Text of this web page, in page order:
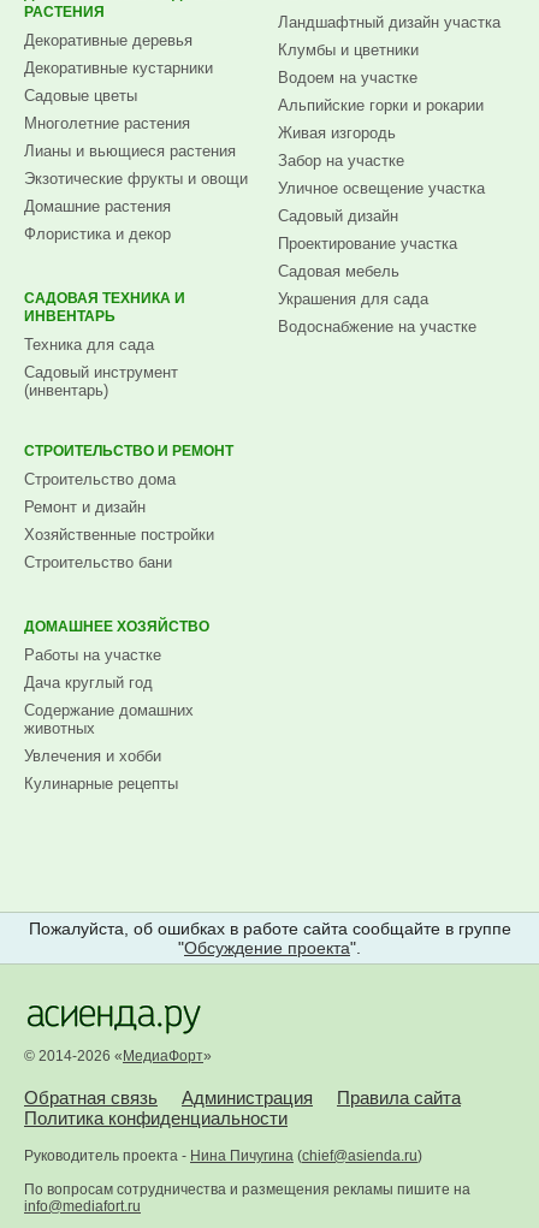
РАСТЕНИЯ
Декоративные деревья
Декоративные кустарники
Садовые цветы
Многолетние растения
Лианы и вьющиеся растения
Экзотические фрукты и овощи
Домашние растения
Флористика и декор
САДОВАЯ ТЕХНИКА И
ИНВЕНТАРЬ
Техника для сада
Садовый инструмент
(инвентарь)
Ландшафтный дизайн участка
Клумбы и цветники
Водоем на участке
Альпийские горки и рокарии
Живая изгородь
Забор на участке
Уличное освещение участка
Садовый дизайн
Проектирование участка
Садовая мебель
Украшения для сада
Водоснабжение на участке
СТРОИТЕЛЬСТВО И РЕМОНТ
Строительство дома
Ремонт и дизайн
Хозяйственные постройки
Строительство бани
ДОМАШНЕЕ ХОЗЯЙСТВО
Работы на участке
Дача круглый год
Содержание домашних
животных
Увлечения и хобби
Кулинарные рецепты
Пожалуйста, об ошибках в работе сайта сообщайте в группе
"Обсуждение проекта".
© 2014-2026 « МедиаФорт»
Обратная связь Администрация
Правила сайта
Политика конфиденциальности
Руководитель проекта - Нина Пичугина (chief@asienda.ru)
По вопросам сотрудничества и размещения рекламы пишите на
info@mediafort.ru